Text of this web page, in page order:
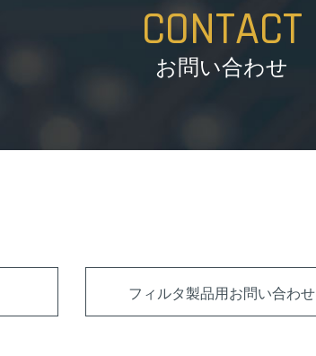
CONTACT
お問い合わせ
フィルタ製品用お問い合わせ